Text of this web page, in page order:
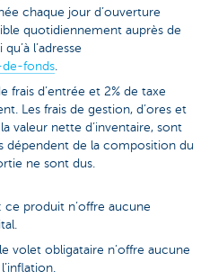
chaque jour d’ouverture
quotidiennement auprès de
l’adresse
fonds
frais d’entrée et 2% de taxe
Les frais de gestion, d’ores et
valeur nette d’inventaire, sont
dépendent de la composition du
ne sont dus.
ce produit n’offre aucune
volet obligataire n’offre aucune